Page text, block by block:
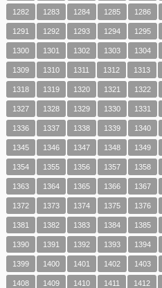
1282 1283 1284 1285 1286
1291 1292 1293 1294 1295
1300 1301 1302 1303 1304
1309 1310 1311 1312 1313
1318 1319 1320 1321 1322
1327 1328 1329 1330 1331
1336 1337 1338 1339 1340
1345 1346 1347 1348 1349
1354 1355 1356 1357 1358
1363 1364 1365 1366 1367
1372 1373 1374 1375 1376
1381 1382 1383 1384 1385
1390 1391 1392 1393 1394
1399 1400 1401 1402 1403
1408 1409 1410 1411 1412